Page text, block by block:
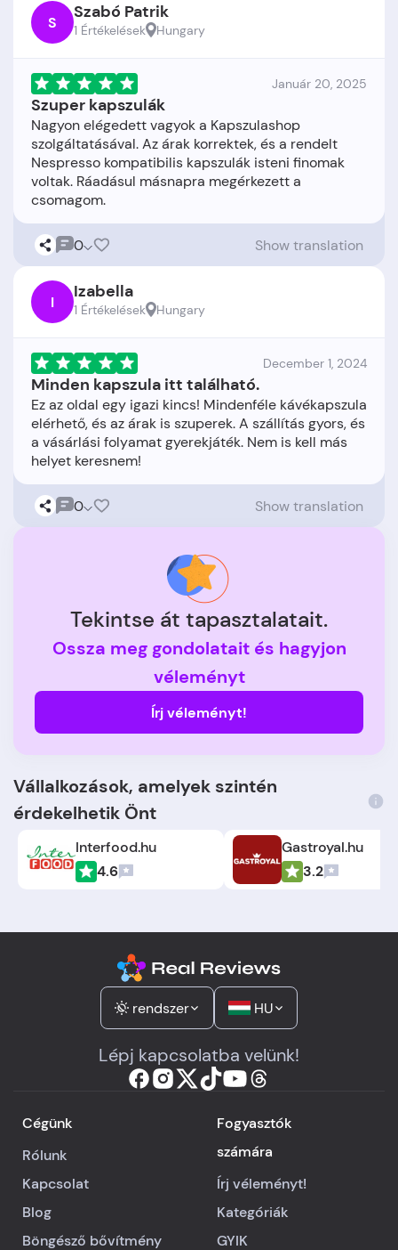
S Szabó Patrik
1 Értékelések Hungary
Január 20, 2025
Szuper kapszulák
Nagyon elégedett vagyok a Kapszulashop
szolgáltatásával. Az árak korrektek, és a rendelt
Nespresso kompatibilis kapszulák isteni finomak
voltak. Ráadásul másnapra megérkezett a
0 Show translation
I Izabella
1 Értékelések Hungary
December 1, 2024
Minden kapszula itt található.
Ez az oldal egy igazi kincs! Mindenféle kávékapszula
elérhető, és az árak is szuperek. A szállítás gyors, és
a vásárlási folyamat gyerekjáték. Nem is kell más
0 Show translation
Tekintse át tapasztalatait.
Ossza meg gondolatait és hagyjon
véleményt
Írj véleményt!
Vállalkozások, amelyek szintén
érdekelhetik Önt
Interfood.hu
4.6
Gastroyal.hu
3.2
rendszer HU
Lépj kapcsolatba velünk!
Cégünk
Rólunk
Kapcsolat
Blog
Böngésző bővítmény
Fogyasztók
számára
Írj véleményt!
Kategóriák
GYIK